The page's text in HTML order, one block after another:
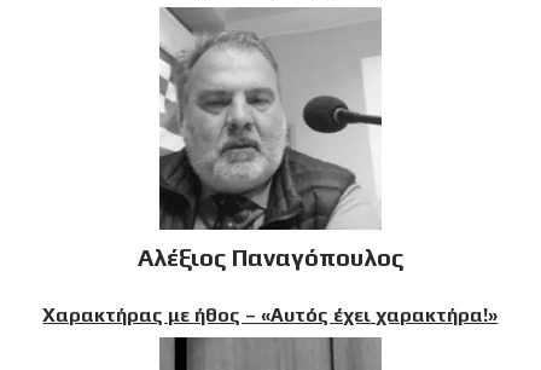
Αλέξιος Παναγόπουλος
Χαρακτήρας με ήθος – «Αυτός έχει χαρακτήρα!»